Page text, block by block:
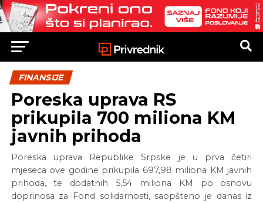
FINANSIJE
Poreska uprava RS
prikupila 700 miliona KM
javnih prihoda
Poreska uprava Republike Srpske je u prva četiri
mjeseca ove godine prikupila 697,98 miliona KM javnih
prihoda, te dodatnih 5,54 miliona KM po osnovu
doprinosa za Fond solidarnosti, saopšteno je danas iz